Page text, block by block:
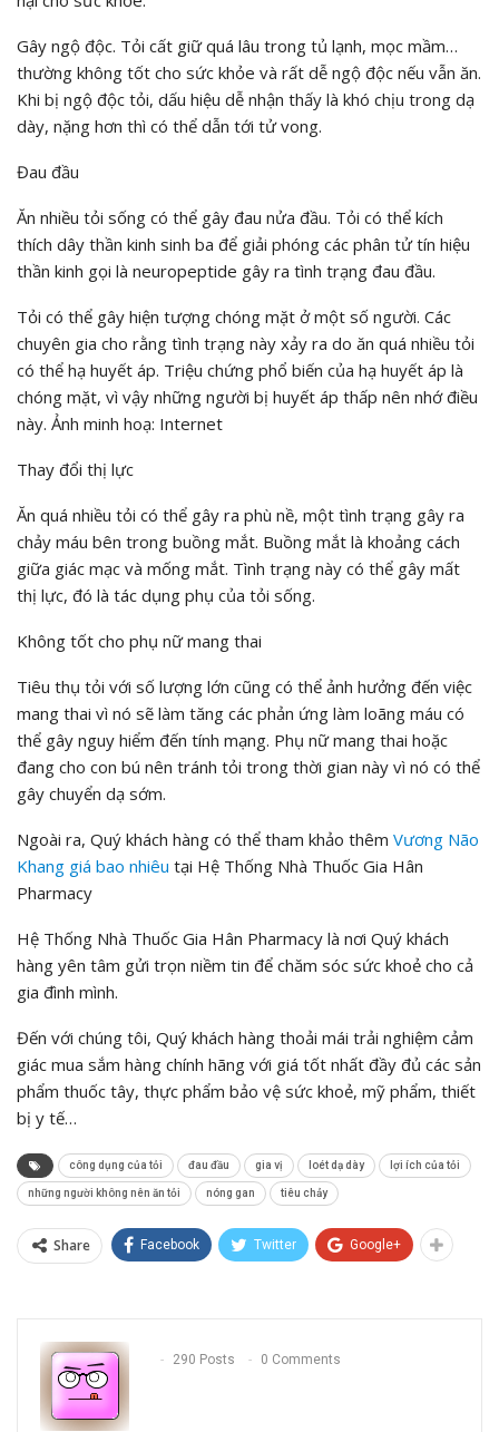
Gây ngộ độc. Tỏi cất giữ quá lâu trong tủ lạnh, mọc mầm…
thường không tốt cho sức khỏe và rất dễ ngộ độc nếu vẫn ăn.
Khi bị ngộ độc tỏi, dấu hiệu dễ nhận thấy là khó chịu trong dạ
dày, nặng hơn thì có thể dẫn tới tử vong.
Đau đầu
Ăn nhiều tỏi sống có thể gây đau nửa đầu. Tỏi có thể kích
thích dây thần kinh sinh ba để giải phóng các phân tử tín hiệu
thần kinh gọi là neuropeptide gây ra tình trạng đau đầu.
Tỏi có thể gây hiện tượng chóng mặt ở một số người. Các
chuyên gia cho rằng tình trạng này xảy ra do ăn quá nhiều tỏi
có thể hạ huyết áp. Triệu chứng phổ biến của hạ huyết áp là
chóng mặt, vì vậy những người bị huyết áp thấp nên nhớ điều
này. Ảnh minh hoạ: Internet
Thay đổi thị lực
Ăn quá nhiều tỏi có thể gây ra phù nề, một tình trạng gây ra
chảy máu bên trong buồng mắt. Buồng mắt là khoảng cách
giữa giác mạc và mống mắt. Tình trạng này có thể gây mất
thị lực, đó là tác dụng phụ của tỏi sống.
Không tốt cho phụ nữ mang thai
Tiêu thụ tỏi với số lượng lớn cũng có thể ảnh hưởng đến việc
mang thai vì nó sẽ làm tăng các phản ứng làm loãng máu có
thể gây nguy hiểm đến tính mạng. Phụ nữ mang thai hoặc
đang cho con bú nên tránh tỏi trong thời gian này vì nó có thể
gây chuyển dạ sớm.
Ngoài ra, Quý khách hàng có thể tham khảo thêm Vương Não
Khang giá bao nhiêu tại Hệ Thống Nhà Thuốc Gia Hân
Pharmacy
Hệ Thống Nhà Thuốc Gia Hân Pharmacy là nơi Quý khách
hàng yên tâm gửi trọn niềm tin để chăm sóc sức khoẻ cho cả
gia đình mình.
Đến với chúng tôi, Quý khách hàng thoải mái trải nghiệm cảm
giác mua sắm hàng chính hãng với giá tốt nhất đầy đủ các sản
phẩm thuốc tây, thực phẩm bảo vệ sức khoẻ, mỹ phẩm, thiết
bị y tế…
công dụng của tỏi đau đầu gia vị loét dạ dày lợi ích của tỏi
những người không nên ăn tỏi nóng gan tiêu chảy
Share Facebook Twitter Google+
290 Posts 0 Comments